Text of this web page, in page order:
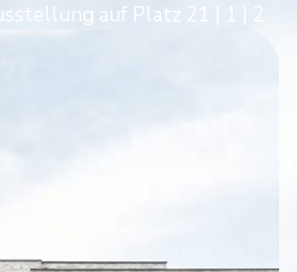
auf Platz 21 | 1 | 2